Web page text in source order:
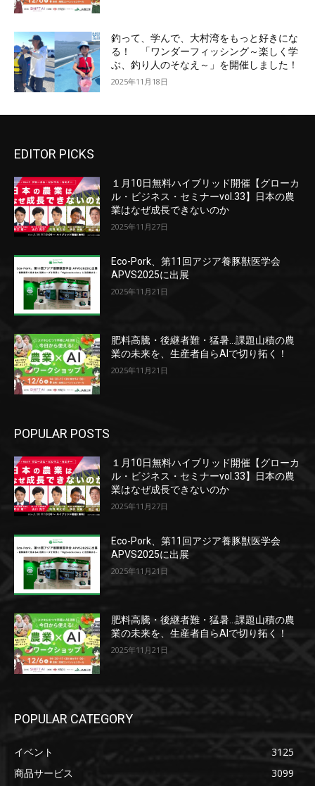
釣って、学んで、大村湾をもっと好きにな
る！ 「ワンダーフィッシング～楽しく学
ぶ、釣り人のそなえ～」を開催しました！
2025年11月18日
EDITOR PICKS
１月10日無料ハイブリッド開催【グローカ
ル・ビジネス・セミナーvol.33】日本の農
業はなぜ成長できないのか
2025年11月27日
Eco-Pork、第11回アジア養豚獣医学会
APVS2025に出展
2025年11月21日
肥料高騰・後継者難・猛暑…課題山積の農
業の未来を、生産者自らAIで切り拓く！
2025年11月21日
POPULAR POSTS
１月10日無料ハイブリッド開催【グローカ
ル・ビジネス・セミナーvol.33】日本の農
業はなぜ成長できないのか
2025年11月27日
Eco-Pork、第11回アジア養豚獣医学会
APVS2025に出展
2025年11月21日
肥料高騰・後継者難・猛暑…課題山積の農
業の未来を、生産者自らAIで切り拓く！
2025年11月21日
POPULAR CATEGORY
イベント
3125
商品サービス
3099